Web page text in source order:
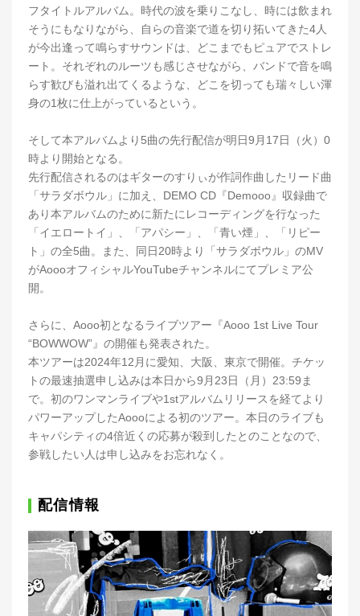
フタイトルアルバム。時代の波を乗りこなし、時には飲まれ
そうにもなりながら、自らの音楽で道を切り拓いてきた4人
が今出逢って鳴らすサウンドは、どこまでもピュアでストレ
ート。それぞれのルーツも感じさせながら、バンドで音を鳴
らす歓びも溢れ出てくるような、どこを切っても瑞々しい渾
身の1枚に仕上がっているという。
そして本アルバムより5曲の先行配信が明日9月17日（火）0
時より開始となる。
先行配信されるのはギターのすりぃが作詞作曲したリード曲
「サラダボウル」に加え、DEMO CD『Demooo』収録曲で
あり本アルバムのために新たにレコーディングを行なった
「イエロートイ」、「アパシー」、「青い煙」、「リピー
ト」の全5曲。また、同日20時より「サラダボウル」のMV
がAoooオフィシャルYouTubeチャンネルにてプレミア公
開。
さらに、Aooo初となるライブツアー『Aooo 1st Live Tour
“BOWWOW”』の開催も発表された。
本ツアーは2024年12月に愛知、大阪、東京で開催。チケッ
トの最速抽選申し込みは本日から9月23日（月）23:59ま
で。初のワンマンライブや1stアルバムリリースを経てより
パワーアップしたAoooによる初のツアー。本日のライブも
キャパシティの4倍近くの応募が殺到したとのことなので、
参戦したい人は申し込みをお忘れなく。
配信情報